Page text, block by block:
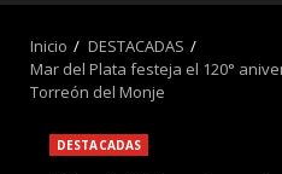
Inicio
DESTACADAS
Mar del Plata festeja el 120°
Torreón del Monje
DESTACADAS